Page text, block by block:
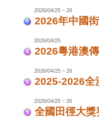
2026/04/25 ~ 26
2026年中國
2026/04/25
2026粵港澳
2026/04/25 ~ 26
2025-2026全
2026/04/25 ~ 26
全國田徑大獎